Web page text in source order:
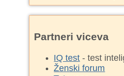
Partneri viceva
IQ test - test
Ženski forum